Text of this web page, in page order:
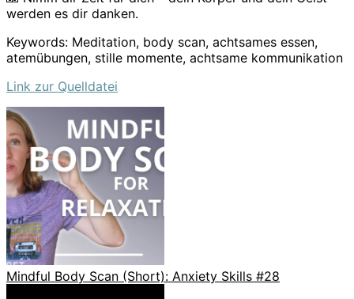
werden es dir danken.
Keywords: Meditation, body scan, achtsames essen,
atemübungen, stille momente, achtsame kommunikation
Link zur Quelldatei
Mindful Body Scan (Short): Anxiety Skills #28